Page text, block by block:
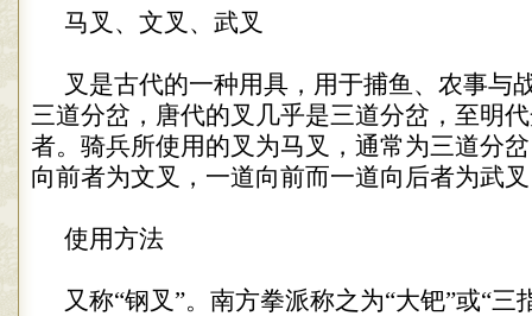
马叉、文叉、武叉
叉是古代的一种用具，用于捕鱼、农事与
三道分岔，唐代的叉几乎是三道分岔，至明
者。骑兵所使用的叉为马叉，通常为三道分
向前者为文叉，一道向前而一道向后者为武
使用方法
又称“钢叉”。南方拳派称之为“大钯”或“三